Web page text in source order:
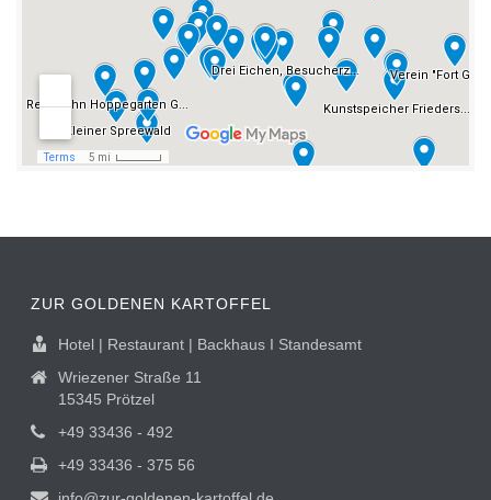
ZUR GOLDENEN KARTOFFEL
Hotel | Restaurant | Backhaus I Standesamt
Wriezener Straße 11
15345 Prötzel
+49 33436 - 492
+49 33436 - 375 56